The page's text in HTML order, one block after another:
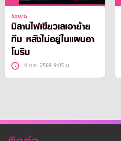
Sports
มิลานไฟเขียวเลเอาย้าย
ทีม หลังไม่อยู่ในแผนอา
โมริม
4 ก.ค. 2569 9:05 น.